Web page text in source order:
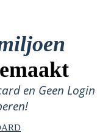
en Geen Login